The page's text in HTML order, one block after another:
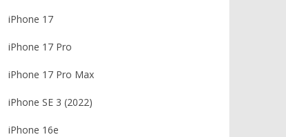
iPhone 17
iPhone 17 Pro
iPhone 17 Pro Max
iPhone SE 3 (2022)
iPhone 16e